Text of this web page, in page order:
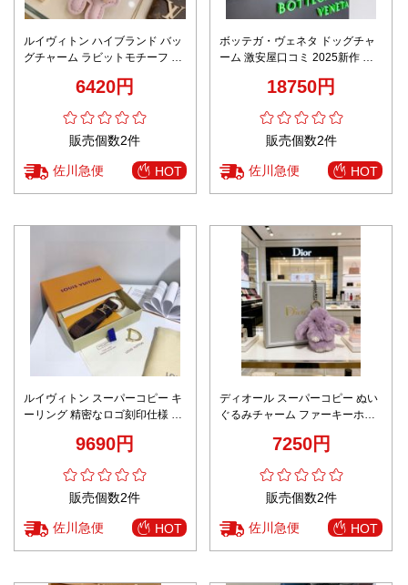
ルイヴィトン ハイブランド バッ
グチャーム ラビットモチーフ タ
6420円
販売個数2件
佐川急便 HOT
ボッテガ・ヴェネタ ドッグチャ
ーム 激安屋口コミ 2025新作 高
レザー仕様 安心配送保証
18750円
販売個数2件
佐川急便 HOT
ルイヴィトン スーパーコピー キ
ーリング 精密なロゴ刻印仕様 高
9690円
販売個数2件
佐川急便 HOT
ディオール スーパーコピー ぬい
ぐるみチャーム ファーキーホル
7250円
販売個数2件
佐川急便 HOT